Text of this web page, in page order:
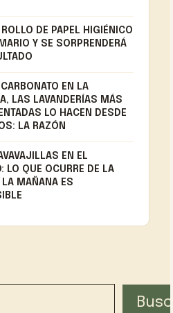
DE PAPEL HIGIÉNICO
Y SE SORPRENDERÁ
EN LA
LAS LAVANDERÍAS MÁS
LO HACEN DESDE
LA RAZÓN
EN EL
LO QUE OCURRE DE LA
LA MAÑANA ES